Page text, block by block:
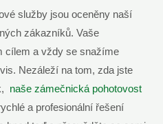
⁢služby jsou oceněny naší
​zákazníků. Vaše
cílem a​ vždy se‍ snažíme
Nezáleží na tom, ⁢zda jste‌
naše zámečnická pohotovost⁤
a‍ profesionální⁤ řešení